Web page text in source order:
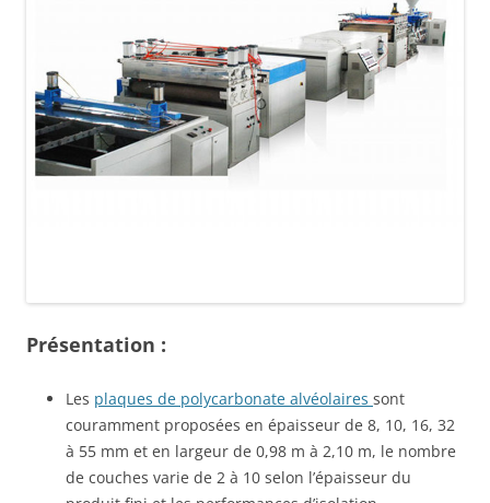
Présentation :
Les plaques de polycarbonate alvéolaires sont
couramment proposées en épaisseur de 8, 10, 16, 32
à 55 mm et en largeur de 0,98 m à 2,10 m, le nombre
de couches varie de 2 à 10 selon l’épaisseur du